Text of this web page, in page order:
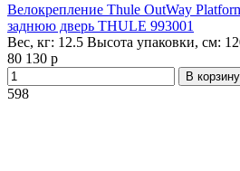
Велокрепление Thule OutWay
заднюю дверь THULE 993001
Вес, кг: 12.5 Высота упаковки, см:
80 130 р
В корзину
598